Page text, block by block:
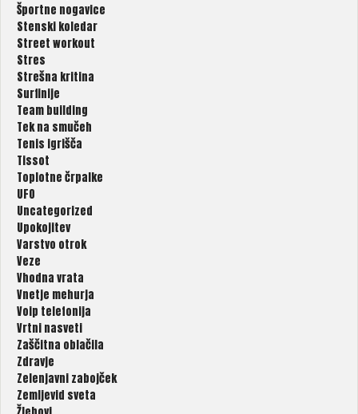
Športne nogavice
Stenski koledar
Street workout
Stres
Strešna kritina
Surfinije
Team building
Tek na smučeh
Tenis igrišča
Tissot
Toplotne črpalke
UFO
Uncategorized
Upokojitev
Varstvo otrok
Veze
Vhodna vrata
Vnetje mehurja
Voip telefonija
Vrtni nasveti
Zaščitna oblačila
Zdravje
Zelenjavni zabojček
Zemljevid sveta